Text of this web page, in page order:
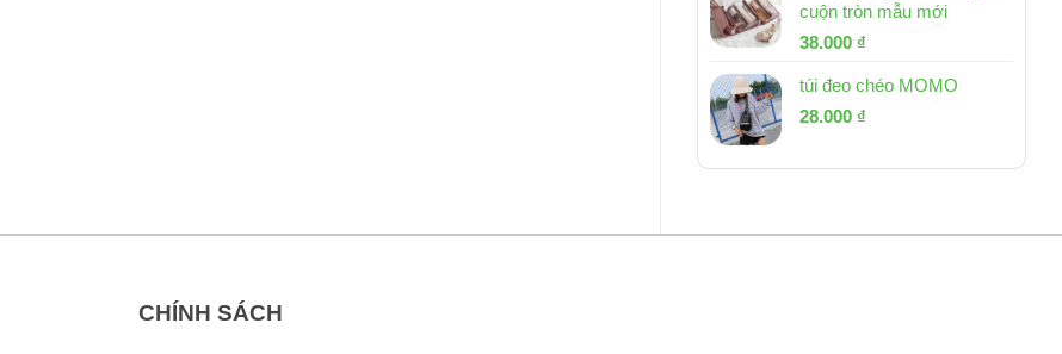
cuộn tròn mẫu mới
Giá
là:
53.000 ₫.
38.000 ₫
tại
túi đeo chéo MOMO
Giá
là:
28.000 ₫
tại
CHÍNH SÁCH